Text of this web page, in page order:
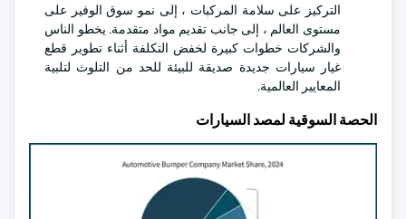
التركيز على سلامة المركبات ، إلى نمو سوق الوفير على
مستوى العالم ، إلى جانب تقديم مواد متقدمة. يخطو الناس
والشركات خطوات كبيرة لخفض التكلفة أثناء تطوير قطع
غيار سيارات جديدة صديقة للبيئة للحد من التلوث لتلبية
المعايير العالمية.
الحصة السوقية لمصد السيارات